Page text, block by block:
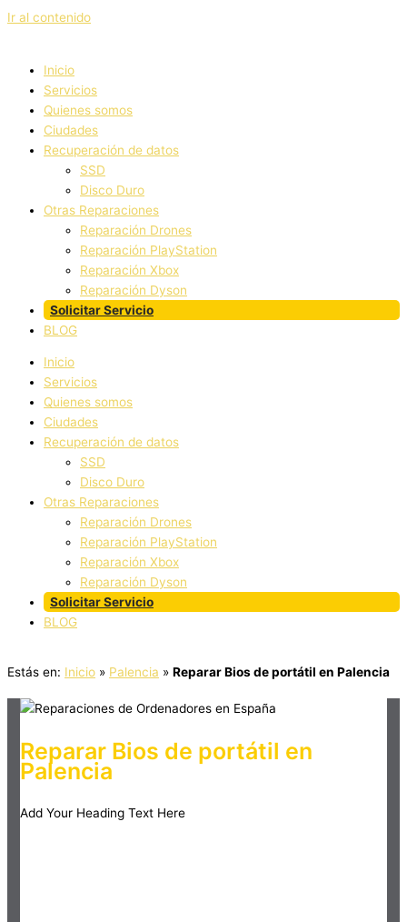
Ir al contenido
Inicio
Servicios
Quienes somos
Ciudades
Recuperación de datos
SSD
Disco Duro
Otras Reparaciones
Reparación Drones
Reparación PlayStation
Reparación Xbox
Reparación Dyson
Solicitar Servicio
BLOG
Inicio
Servicios
Quienes somos
Ciudades
Recuperación de datos
SSD
Disco Duro
Otras Reparaciones
Reparación Drones
Reparación PlayStation
Reparación Xbox
Reparación Dyson
Solicitar Servicio
BLOG
Estás en: Inicio » Palencia » Reparar Bios de portátil en Palencia
Reparar Bios de portátil en
Palencia
Add Your Heading Text Here